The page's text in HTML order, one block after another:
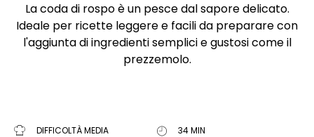
La coda di rospo è un pesce dal sapore delicato.
Ideale per ricette leggere e facili da preparare con
l'aggiunta di ingredienti semplici e gustosi come il
prezzemolo.
DIFFICOLTÀ MEDIA 34 MIN